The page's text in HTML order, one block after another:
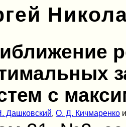
с
Дашковский,О. Д. Кичмаренко